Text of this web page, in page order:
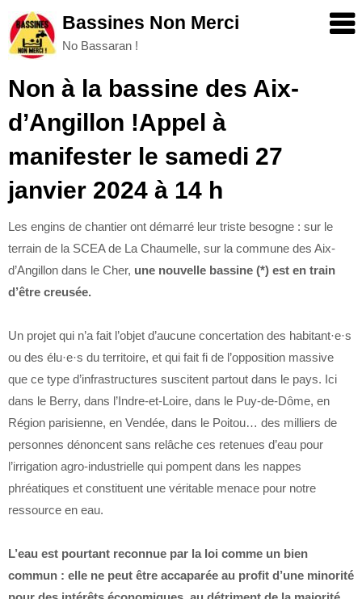
to
content
Bassines Non Merci
No Bassaran !
Non à la bassine des Aix-
d’Angillon !Appel à
manifester le samedi 27
janvier 2024 à 14 h
Les engins de chantier ont démarré leur triste besogne : sur le
terrain de la SCEA de La Chaumelle, sur la commune des Aix-
d’Angillon dans le Cher, une nouvelle bassine (*) est en train
d’être creusée.
Un projet qui n’a fait l’objet d’aucune concertation des habitant·e·s
ou des élu·e·s du territoire, et qui fait fi de l’opposition massive
que ce type d’infrastructures suscitent partout dans le pays. Ici
dans le Berry, dans l’Indre-et-Loire, dans le Puy-de-Dôme, en
Région parisienne, en Vendée, dans le Poitou… des milliers de
personnes dénoncent sans relâche ces retenues d’eau pour
l’irrigation agro-industrielle qui pompent dans les nappes
phréatiques et constituent une véritable menace pour notre
ressource en eau.
L’eau est pourtant reconnue par la loi comme un bien
commun : elle ne peut être accaparée au profit d’une minorité